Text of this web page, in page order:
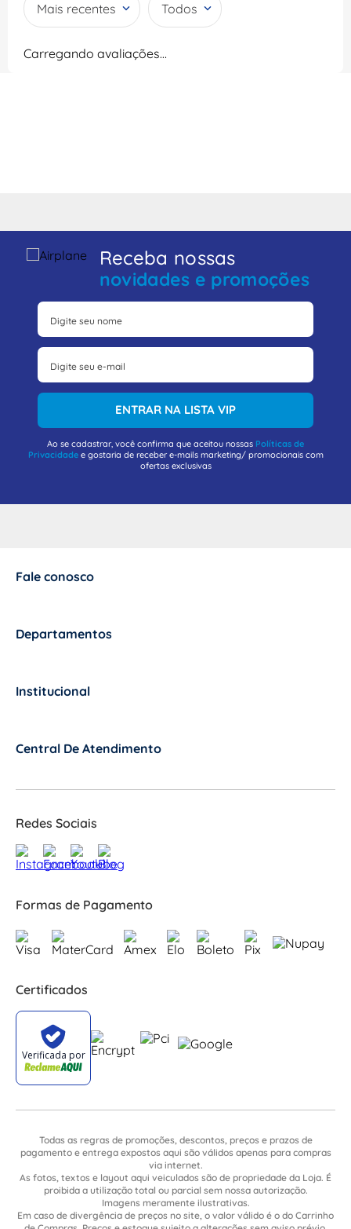
Mais recentes Todos
Carregando avaliações…
Receba nossas
novidades e promoções
ENTRAR NA LISTA VIP
Ao se cadastrar, você confirma que aceitou nossas Políticas de
Privacidadee gostaria de receber e-mails marketing/ promocionais com
ofertas exclusivas
Fale conosco
Departamentos
Institucional
Central De Atendimento
Redes Sociais
Formas de Pagamento
Certificados
Todas as regras de promoções, descontos, preços e prazos de
pagamento e entrega expostos aqui são válidos apenas para compras
via internet.
As fotos, textos e layout aqui veiculados são de propriedade da Loja. É
proibida a utilização total ou parcial sem nossa autorização.
Imagens meramente ilustrativas.
Em caso de divergência de preços no site, o valor válido é o do Carrinho